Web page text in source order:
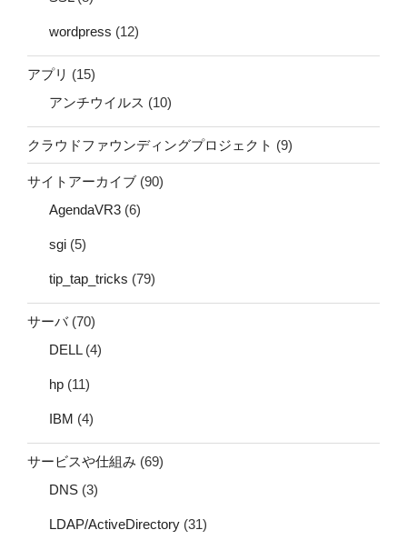
wordpress (12)
アプリ (15)
アンチウイルス (10)
クラウドファウンディングプロジェクト (9)
サイトアーカイブ (90)
AgendaVR3 (6)
sgi (5)
tip_tap_tricks (79)
サーバ(70)
DELL(4)
hp (11)
IBM (4)
サービスや仕組み (69)
DNS (3)
LDAP/ActiveDirectory (31)